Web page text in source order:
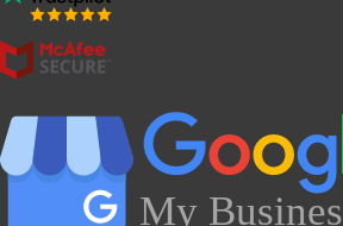
My Busines